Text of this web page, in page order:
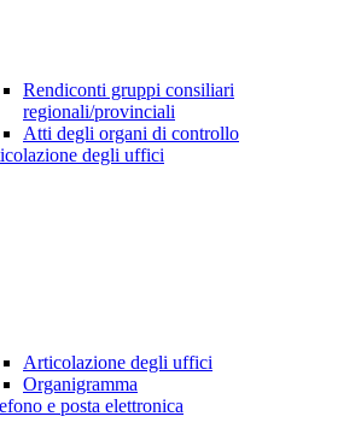
Rendiconti gruppi consiliari
regionali/provinciali
Atti degli organi di controllo
degli uffici
Articolazione degli uffici
Organigramma
e posta elettronica